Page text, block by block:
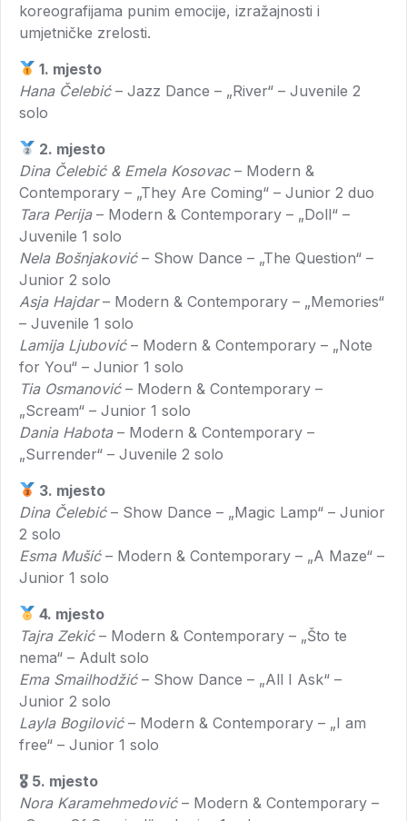
koreografijama punim emocije, izražajnosti i
umjetničke zrelosti.
1. mjesto
Hana Čelebić– Jazz Dance – „River“ – Juvenile 2
solo
2. mjesto
Dina Čelebić & Emela Kosovac– Modern &
Contemporary – „They Are Coming“ – Junior 2 duo
Tara Perija– Modern & Contemporary – „Doll“ –
Juvenile 1 solo
Nela Bošnjaković– Show Dance – „The Question“ –
Junior 2 solo
Asja Hajdar– Modern & Contemporary – „Memories“
– Juvenile 1 solo
Lamija Ljubović– Modern & Contemporary – „Note
for You“ – Junior 1 solo
Tia Osmanović– Modern & Contemporary –
„Scream“ – Junior 1 solo
Dania Habota– Modern & Contemporary –
„Surrender“ – Juvenile 2 solo
3. mjesto
Dina Čelebić– Show Dance – „Magic Lamp“ – Junior
2 solo
Esma Mušić– Modern & Contemporary – „A Maze“ –
Junior 1 solo
4. mjesto
Tajra Zekić– Modern & Contemporary – „Što te
nema“ – Adult solo
Ema Smailhodžić– Show Dance – „All I Ask“ –
Junior 2 solo
Layla Bogilović– Modern & Contemporary – „I am
free“ – Junior 1 solo
🎖 5. mjesto
Nora Karamehmedović– Modern & Contemporary –